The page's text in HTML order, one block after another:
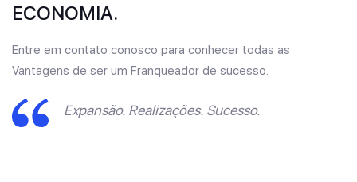
ECONOMIA.
Entre em contato conosco para conhecer todas as
Vantagens de ser um Franqueador de sucesso.
Expansão. Realizações. Sucesso.